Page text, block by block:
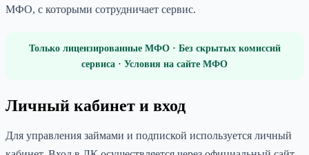
МФО, с которыми сотрудничает сервис.
Только лицензированные МФО · Без скрытых комиссий
сервиса · Условия на сайте МФО
Личный кабинет и вход
Для управления займами и подпиской используется личный